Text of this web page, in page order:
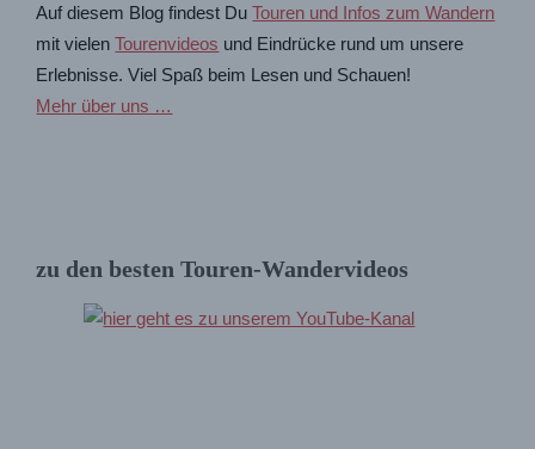
Auf diesem Blog findest DuTouren und Infos zum Wandern
mit vielenTourenvideos und Eindrücke rund um unsere
Erlebnisse. Viel Spaß beim Lesen und Schauen!
Mehr über uns …
zu den besten Touren-Wandervideos